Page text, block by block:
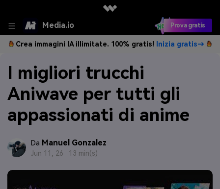
Media.io Prova gratis
Crea immagini IA illimitate. 100% gratis! Inizia gratis→
I migliori trucchi
Aniwave per tutti gli
appassionati di anime
Da Manuel Gonzalez
Jun 11, 26 · 13 min(s)